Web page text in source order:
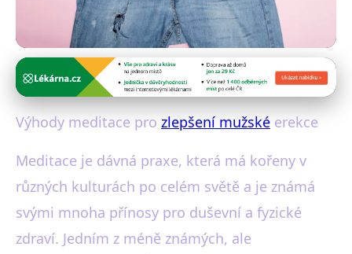
Alternativní metody léčby mužské potence
Zlepšete svou erekci přirozeně:
· 4 min čtení · Autor: Ondřej Blažek
Výhody meditace pro zlepšení mužské erekce
Meditace je dávná praxe, která má kořeny v
různých kulturách po celém světě a je známá
svými mnoha přínosy pro duševní a fyzické
zdraví. Jedním z méně známých, ale